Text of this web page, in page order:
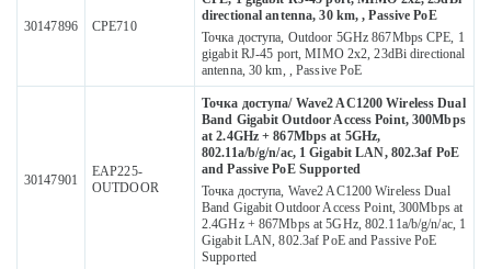
30147896 CPE710
directional antenna, 30 km, , Passive PoE
Точка доступа, Outdoor 5GHz 867Mbps CPE, 1
gigabit RJ-45 port, MIMO 2x2, 23dBi directional
antenna, 30 km, , Passive PoE
30147901
EAP225-
OUTDOOR
Точка доступа/ Wave2 AC1200 Wireless Dual
Band Gigabit Outdoor Access Point, 300Mbps
at 2.4GHz + 867Mbps at 5GHz,
802.11a/b/g/n/ac, 1 Gigabit LAN, 802.3af PoE
and Passive PoE Supported
Точка доступа, Wave2 AC1200 Wireless Dual
Band Gigabit Outdoor Access Point, 300Mbps at
2.4GHz + 867Mbps at 5GHz, 802.11a/b/g/n/ac, 1
Gigabit LAN, 802.3af PoE and Passive PoE
Supported